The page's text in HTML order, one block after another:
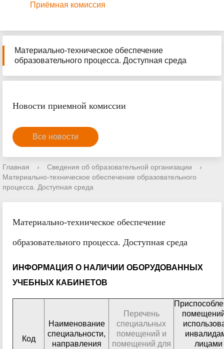
Приёмная комиссия
Материально-техническое обеспечение
образовательного процесса. Доступная среда
Новости приемной комиссии
Все новости
Главная › Сведения об образовательной организации
›
Материально-техническое обеспечение образовательного
процесса. Доступная среда
Материально-техническое обеспечение
образовательного процесса. Доступная среда
ИНФОРМАЦИЯ О НАЛИЧИИ ОБОРУДОВАННЫХ
УЧЕБНЫХ КАБИНЕТОВ
Код
Наименование
специальности,
направления
Перечень
специальных
помещений и
помещений для
лицами